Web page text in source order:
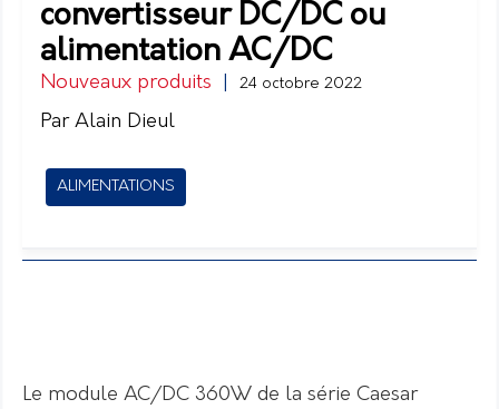
convertisseur DC/DC ou
alimentation AC/DC
Nouveaux produits 24 octobre 2022
Par Alain Dieul
ALIMENTATIONS
Le module AC/DC 360W de la série Caesar